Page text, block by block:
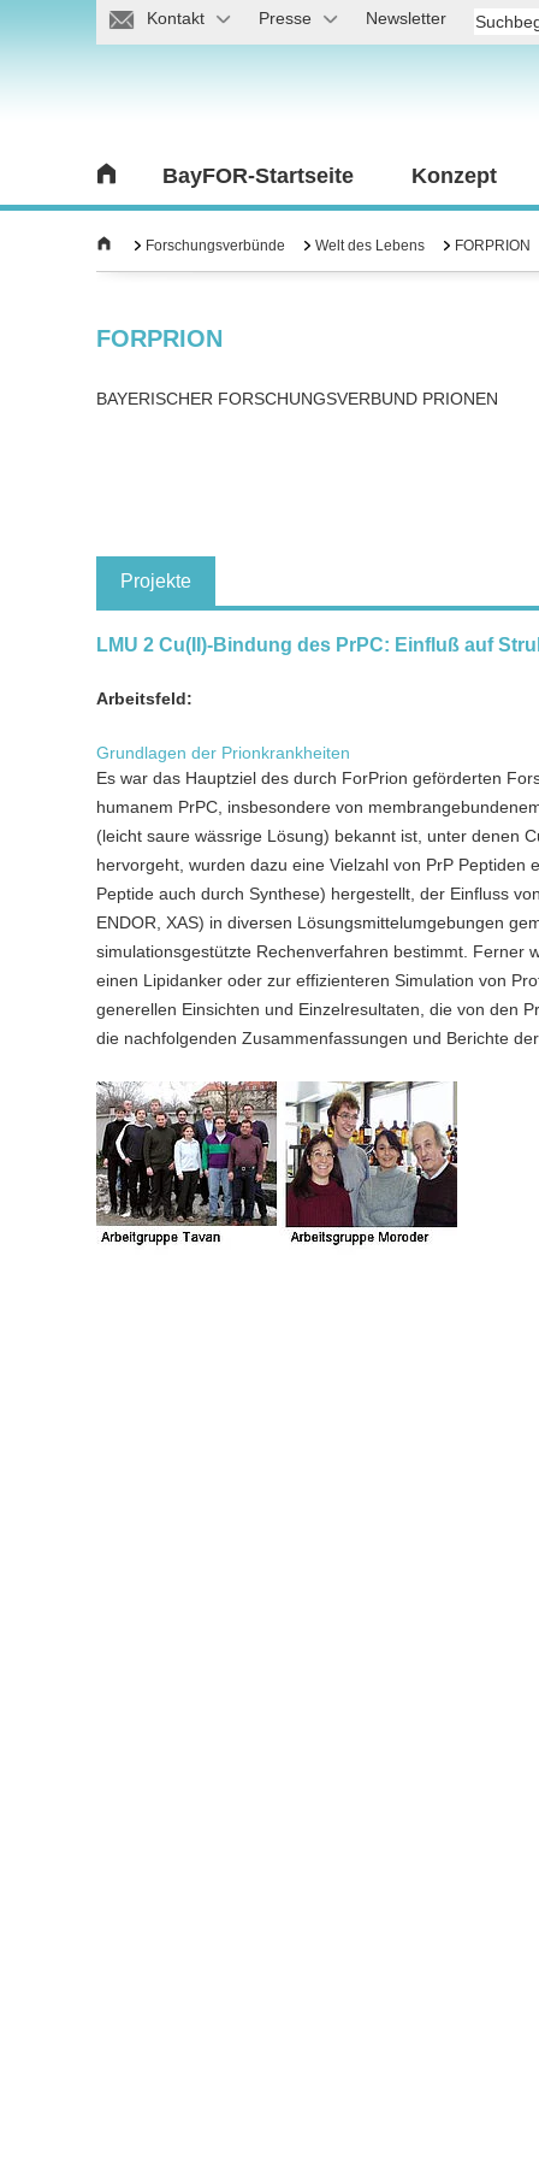
Kontakt Presse Newsletter
BayFOR-Startseite Konzept
Forschungsverbünde Welt des Lebens FORPRION
FORPRION
BAYERISCHER FORSCHUNGSVERBUND PRIONEN
Projekte
LMU 2 Cu(II)-Bindung des PrPC: Einfluß auf
Arbeitsfeld:
Grundlagen der Prionkrankheiten
Es war das Hauptziel des durch ForPrion geförderten
humanem PrPC, insbesondere von
(leicht saure wässrige Lösung) bekannt ist, unter denen
hervorgeht, wurden dazu eine Vielzahl von PrP
Peptide auch durch Synthese) hergestellt, der Einfluss
ENDOR, XAS) in diversen Lösungsmittelumgebungen
simulationsgestützte Rechenverfahren bestimmt. Ferner
einen Lipidanker oder zur effizienteren Simulation von
generellen Einsichten und Einzelresultaten, die von den
die nachfolgenden Zusammenfassungen und Berichte